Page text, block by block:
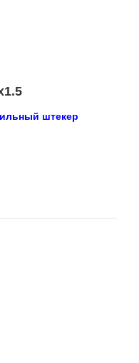
штекер